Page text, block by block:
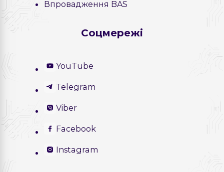
Впровадження BAS
Соцмережі
YouTube
Telegram
Viber
Facebook
Instagram